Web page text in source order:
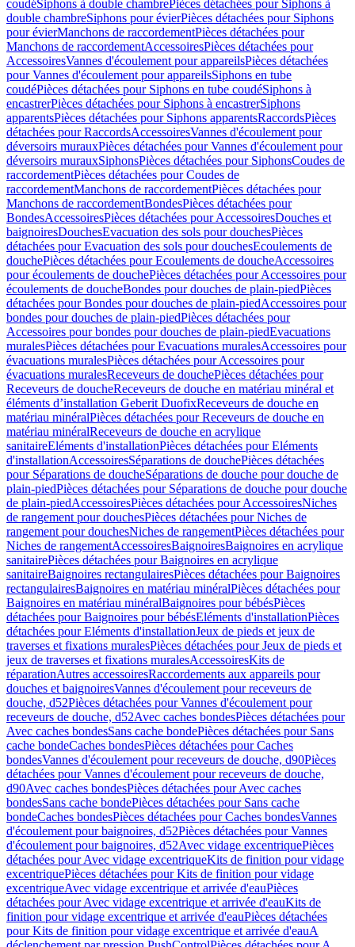
coudéSiphons à double chambrePièces détachées pour Siphons à
double chambreSiphons pour évierPièces détachées pour Siphons
pour évierManchons de raccordementPièces détachées pour
Manchons de raccordementAccessoiresPièces détachées pour
AccessoiresVannes d'écoulement pour appareilsPièces détachées
pour Vannes d'écoulement pour appareilsSiphons en tube
coudéPièces détachées pour Siphons en tube coudéSiphons à
encastrerPièces détachées pour Siphons à encastrerSiphons
apparentsPièces détachées pour Siphons apparentsRaccordsPièces
détachées pour RaccordsAccessoiresVannes d'écoulement pour
déversoirs murauxPièces détachées pour Vannes d'écoulement pour
déversoirs murauxSiphonsPièces détachées pour SiphonsCoudes de
raccordementPièces détachées pour Coudes de
raccordementManchons de raccordementPièces détachées pour
Manchons de raccordementBondesPièces détachées pour
BondesAccessoiresPièces détachées pour AccessoiresDouches et
baignoiresDouchesEvacuation des sols pour douchesPièces
détachées pour Evacuation des sols pour douchesEcoulements de
douchePièces détachées pour Ecoulements de doucheAccessoires
pour écoulements de douchePièces détachées pour Accessoires pour
écoulements de doucheBondes pour douches de plain-piedPièces
détachées pour Bondes pour douches de plain-piedAccessoires pour
bondes pour douches de plain-piedPièces détachées pour
Accessoires pour bondes pour douches de plain-piedEvacuations
muralesPièces détachées pour Evacuations muralesAccessoires pour
évacuations muralesPièces détachées pour Accessoires pour
évacuations muralesReceveurs de douchePièces détachées pour
Receveurs de doucheReceveurs de douche en matériau minéral et
éléments d’installation Geberit DuofixReceveurs de douche en
matériau minéralPièces détachées pour Receveurs de douche en
matériau minéralReceveurs de douche en acrylique
sanitaireEléments d'installationPièces détachées pour Eléments
d'installationAccessoiresSéparations de douchePièces détachées
pour Séparations de doucheSéparations de douche pour douche de
plain-piedPièces détachées pour Séparations de douche pour douche
de plain-piedAccessoiresPièces détachées pour AccessoiresNiches
de rangement pour douchesPièces détachées pour Niches de
rangement pour douchesNiches de rangementPièces détachées pour
Niches de rangementAccessoiresBaignoiresBaignoires en acrylique
sanitairePièces détachées pour Baignoires en acrylique
sanitaireBaignoires rectangulairesPièces détachées pour Baignoires
rectangulairesBaignoires en matériau minéralPièces détachées pour
Baignoires en matériau minéralBaignoires pour bébésPièces
détachées pour Baignoires pour bébésEléments d'installationPièces
détachées pour Eléments d'installationJeux de pieds et jeux de
traverses et fixations muralesPièces détachées pour Jeux de pieds et
jeux de traverses et fixations muralesAccessoiresKits de
réparationAutres accessoiresRaccordements aux appareils pour
douches et baignoiresVannes d'écoulement pour receveurs de
douche, d52Pièces détachées pour Vannes d'écoulement pour
receveurs de douche, d52Avec caches bondesPièces détachées pour
Avec caches bondesSans cache bondePièces détachées pour Sans
cache bondeCaches bondesPièces détachées pour Caches
bondesVannes d'écoulement pour receveurs de douche, d90Pièces
détachées pour Vannes d'écoulement pour receveurs de douche,
d90Avec caches bondesPièces détachées pour Avec caches
bondesSans cache bondePièces détachées pour Sans cache
bondeCaches bondesPièces détachées pour Caches bondesVannes
d'écoulement pour baignoires, d52Pièces détachées pour Vannes
d'écoulement pour baignoires, d52Avec vidage excentriquePièces
détachées pour Avec vidage excentriqueKits de finition pour vidage
excentriquePièces détachées pour Kits de finition pour vidage
excentriqueAvec vidage excentrique et arrivée d'eauPièces
détachées pour Avec vidage excentrique et arrivée d'eauKits de
finition pour vidage excentrique et arrivée d'eauPièces détachées
pour Kits de finition pour vidage excentrique et arrivée d'eauA